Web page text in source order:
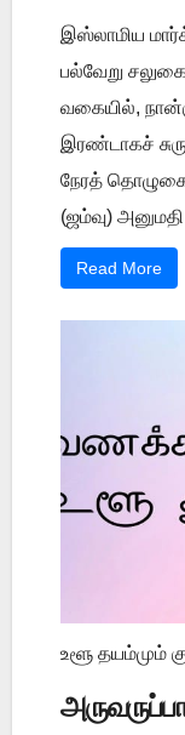
இஸ்லாமிய
பல்வேறு
வகையில்,
இரண்டாகச்
நேரத்
(ஜம்வு)
Read More
உளூ தயம்மும்